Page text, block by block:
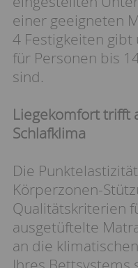
einer geeigneten
4 Festigkeiten
für Personen bis
sind.
Liegekomfort trifft
Schlafklima
Die
Körperzonen-
Qualitätskriterien
ausgetüftelte
an die